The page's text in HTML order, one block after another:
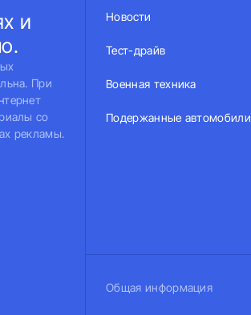
и
При
со
рекламы.
Новости
Тест-драйв
Военная техника
Подержанные автомобили
Общая информация